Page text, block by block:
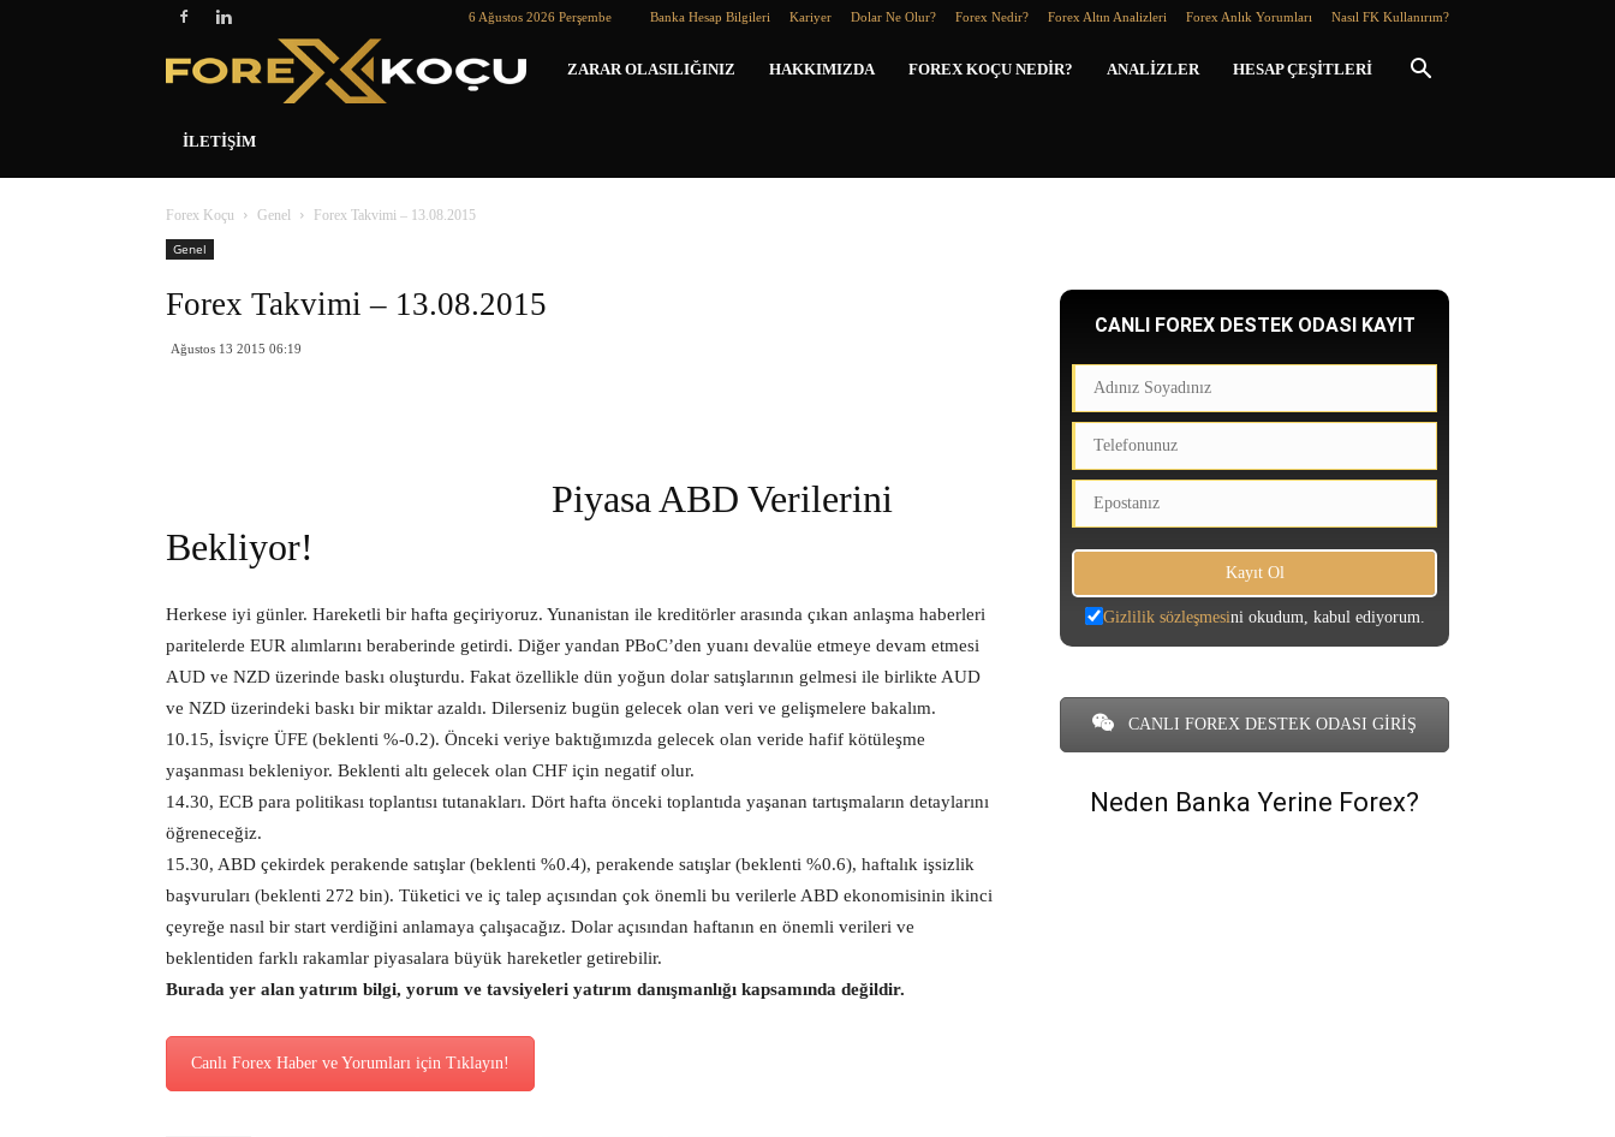
6 Ağustos 2026 Perşembe Banka Hesap Bilgileri Kariyer Dolar Ne Olur? Forex Nedir? Forex Altın Analizleri Forex Anlık Yorumları Nasıl FK Kullanırım?
Forex
ZARAR OLASILIĞINIZ HAKKIMIZDA FOREX KOÇU NEDIR? ANALIZLER HESAP ÇEŞITLERI
İLETIŞIM
Forex Koçu Genel
Forex Takvimi – 13.08.2015
Genel
Forex Takvimi – 13.08.2015
Ağustos 13 2015 06:19
Piyasa ABD Verilerini
Bekliyor!
Herkese iyi günler. Hareketli bir hafta geçiriyoruz. Yunanistan ile kreditörler arasında çıkan anlaşma haberleri
paritelerde EUR alımlarını beraberinde getirdi. Diğer yandan PBoC’den yuanı devalüe etmeye devam etmesi
AUD ve NZD üzerinde baskı oluşturdu. Fakat özellikle dün yoğun dolar satışlarının gelmesi ile birlikte AUD
ve NZD üzerindeki baskı bir miktar azaldı. Dilerseniz bugün gelecek olan veri ve gelişmelere bakalım.
10.15, İsviçre ÜFE (beklenti %-0.2). Önceki veriye baktığımızda gelecek olan veride hafif kötüleşme
yaşanması bekleniyor. Beklenti altı gelecek olan CHF için negatif olur.
14.30, ECB para politikası toplantısı tutanakları. Dört hafta önceki toplantıda yaşanan tartışmaların detaylarını
öğreneceğiz.
15.30, ABD çekirdek perakende satışlar (beklenti %0.4), perakende satışlar (beklenti %0.6), haftalık işsizlik
başvuruları (beklenti 272 bin). Tüketici ve iç talep açısından çok önemli bu verilerle ABD ekonomisinin ikinci
çeyreğe nasıl bir start verdiğini anlamaya çalışacağız. Dolar açısından haftanın en önemli verileri ve
beklentiden farklı rakamlar piyasalara büyük hareketler getirebilir.
Burada yer alan yatırım bilgi, yorum ve tavsiyeleri yatırım danışmanlığı kapsamında değildir.
Canlı Forex Haber ve Yorumları için Tıklayın!
CANLI FOREX DESTEK ODASI KAYIT
Gizlilik sözleşmesini okudum, kabul ediyorum.
CANLI FOREX DESTEK ODASI GİRİŞ
Neden Banka Yerine Forex?